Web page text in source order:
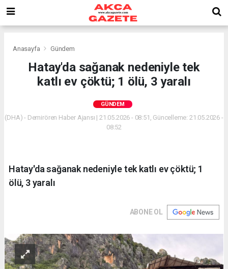
Anasayfa Gündem
Hatay'da sağanak nedeniyle tek
katlı ev çöktü; 1 ölü, 3 yaralı
GÜNDEM
(DHA) - Demirören Haber Ajansı | 21.05.2026 - 08:51, Güncelleme: 21.05.2026 -
08:52
Hatay'da sağanak nedeniyle tek katlı ev çöktü; 1
ölü, 3 yaralı
ABONE OL